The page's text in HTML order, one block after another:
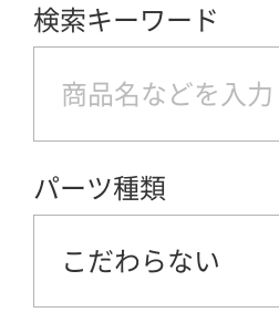
検索キーワード
パーツ種類
こだわらない